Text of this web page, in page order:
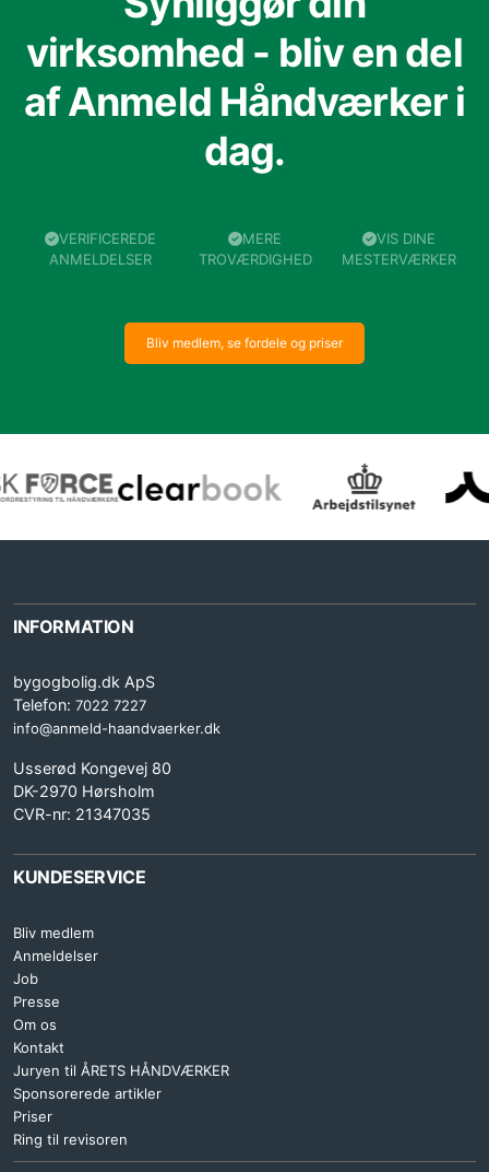
virksomhed - bliv en del
af Anmeld Håndværker i
dag.
VERIFICEREDE
ANMELDELSER
MERE
TROVÆRDIGHED
VIS DINE
MESTERVÆRKER
Bliv medlem, se fordele og priser
INFORMATION
bygogbolig.dk ApS
Telefon: 7022 7227
info@anmeld-haandvaerker.dk
Usserød Kongevej 80
DK-2970 Hørsholm
CVR-nr: 21347035
KUNDESERVICE
Bliv medlem
Anmeldelser
Job
Presse
Om os
Kontakt
Juryen til ÅRETS HÅNDVÆRKER
Sponsorerede artikler
Priser
Ring til revisoren